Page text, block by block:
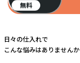
無料
日々の仕入れで
こんな悩みはありませんか